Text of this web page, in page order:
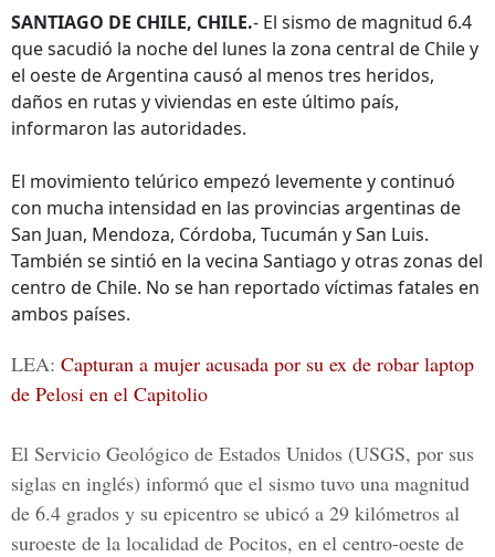
SANTIAGO DE CHILE, CHILE.- El sismo de magnitud 6.4
que sacudió la noche del lunes la zona central de Chile y
el oeste de Argentina causó al menos tres heridos,
daños en rutas y viviendas en este último país,
informaron las autoridades.
El movimiento telúrico empezó levemente y continuó
con mucha intensidad en las provincias argentinas de
San Juan, Mendoza, Córdoba, Tucumán y San Luis.
También se sintió en la vecina Santiago y otras zonas del
centro de Chile. No se han reportado víctimas fatales en
ambos países.
LEA: Capturan a mujer acusada por su ex de robar laptop
de Pelosi en el Capitolio
El Servicio Geológico de Estados Unidos (USGS, por sus
siglas en inglés) informó que el sismo tuvo una magnitud
de 6.4 grados y su epicentro se ubicó a 29 kilómetros al
suroeste de la localidad de Pocitos, en el centro-oeste de